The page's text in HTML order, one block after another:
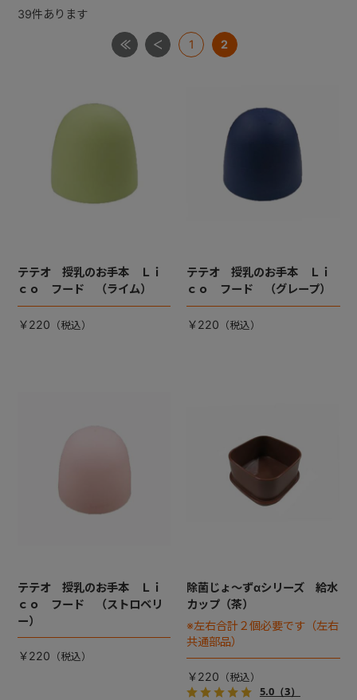
39件あります
1 2
テテオ 授乳のお手本 Ｌｉ
ｃｏ フード （ライム）
￥220
テテオ 授乳のお手本 Ｌｉ
ｃｏ フード （グレープ）
￥220
テテオ 授乳のお手本 Ｌｉ
ｃｏ フード （ストロベリ
ー）
￥220
除菌じょ～ずαシリーズ 給水
カップ（茶）
※左右合計２個必要です（左右
共通部品）
￥220
5.0（3）